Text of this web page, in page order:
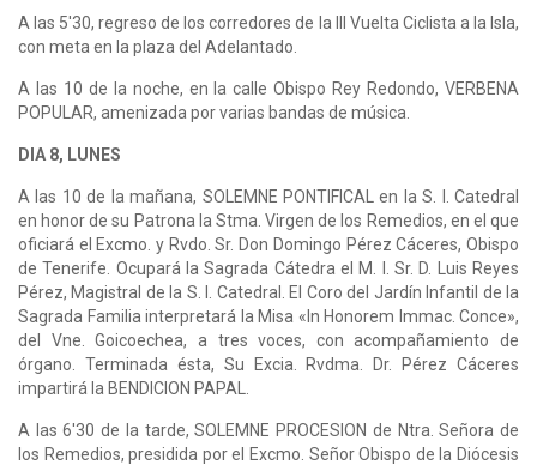
A las 5'30, regreso de los corredores de la III Vuelta Ciclista a la Isla,
con meta en la plaza del Adelantado.
A las 10 de la noche, en la calle Obispo Rey Redondo, VERBENA
POPULAR, amenizada por varias bandas de música.
DIA 8, LUNES
A las 10 de la mañana, SOLEMNE PONTIFICAL en la S. I. Catedral
en honor de su Patrona la Stma. Virgen de los Remedios, en el que
oficiará el Excmo. y Rvdo. Sr. Don Domingo Pérez Cáceres, Obispo
de Tenerife. Ocupará la Sagrada Cátedra el M. I. Sr. D. Luis Reyes
Pérez, Magistral de la S. I. Catedral. El Coro del Jardín Infantil de la
Sagrada Familia interpretará la Misa «In Honorem Immac. Conce»,
del Vne. Goicoechea, a tres voces, con acompañamiento de
órgano. Terminada ésta, Su Excia. Rvdma. Dr. Pérez Cáceres
impartirá la BENDICION PAPAL.
A las 6'30 de la tarde, SOLEMNE PROCESION de Ntra. Señora de
los Remedios, presidida por el Excmo. Señor Obispo de la Diócesis